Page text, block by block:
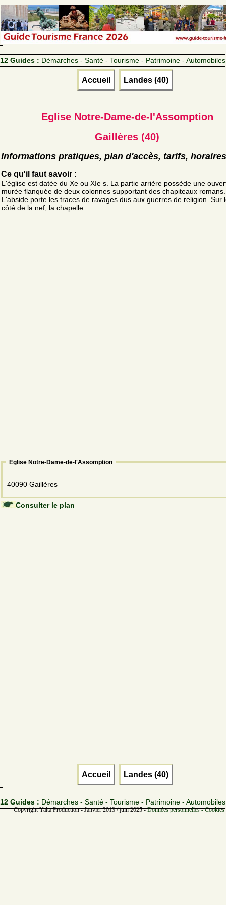
12 Guides : Démarches - Santé - Tourisme - Patrimoine - Automobiles
Accueil Landes (40)
Eglise Notre-Dame-de-l'Assomption
Gaillères (40)
Informations pratiques, plan d'accès, tarifs, horaires
Ce qu'il faut savoir :
L'église est datée du Xe ou XIe s. La partie arrière possède une
murée flanquée de deux colonnes supportant des chapiteaux romans.
L'abside porte les traces de ravages dus aux guerres de religion. Sur
côté de la nef, la chapelle
Eglise Notre-Dame-de-l'Assomption
40090 Gaillères
Consulter le plan
Accueil Landes (40)
12 Guides : Démarches - Santé - Tourisme - Patrimoine - Automobiles
Copyright Yalta Production - Janvier 2013 / juin 2025 -Données personnelles -